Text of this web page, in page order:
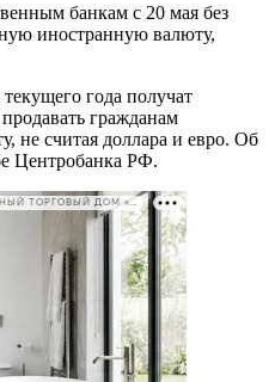
банкам с 20 мая без
иностранную валюту,
года получат
гражданам
не считая доллара и евро. Об
Центробанка РФ.
РЕКЛАМА • ООО СТРОИТЕЛЬНЫЙ ТОРГОВЫЙ ДОМ «ПЕТРОВИЧ». ИНН: 7802348846